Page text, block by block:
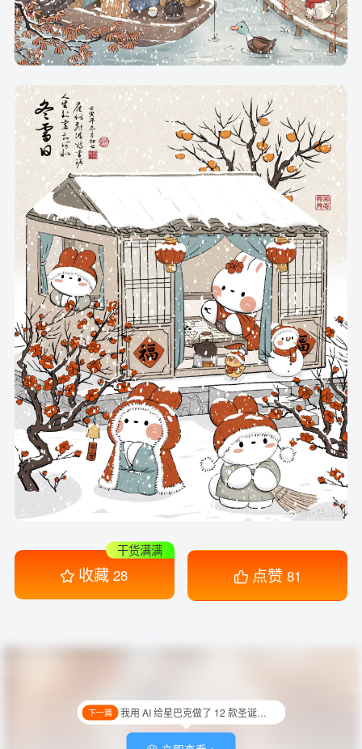
收藏 28
干货满满
点赞 81
下一篇 我用 AI 给星巴克做了 12 款圣诞主题咖啡！